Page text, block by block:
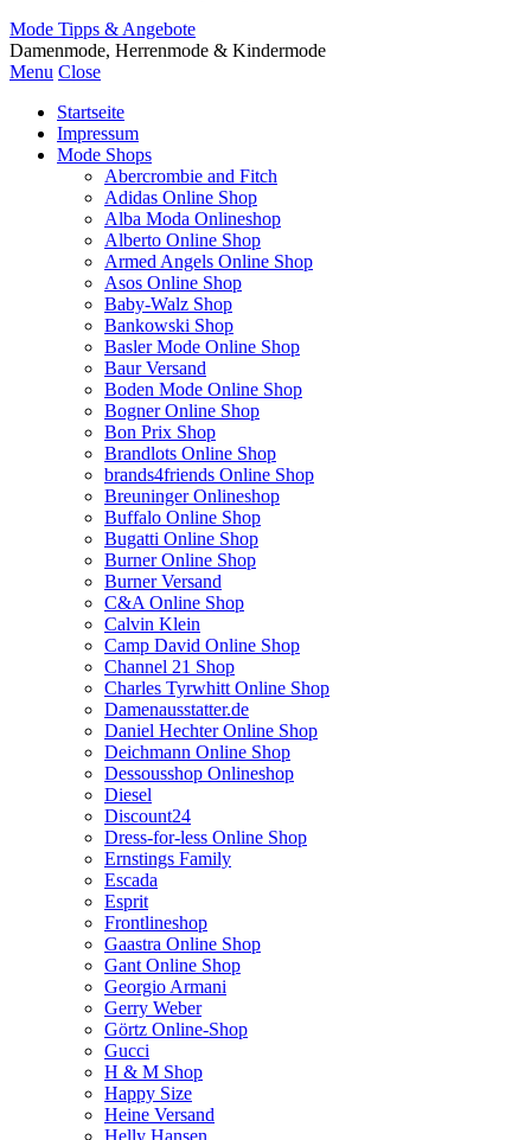
Mode Tipps & Angebote
Damenmode, Herrenmode & Kindermode
Menu Close
Startseite
Impressum
Mode Shops
Abercrombie and Fitch
Adidas Online Shop
Alba Moda Onlineshop
Alberto Online Shop
Armed Angels Online Shop
Asos Online Shop
Baby-Walz Shop
Bankowski Shop
Basler Mode Online Shop
Baur Versand
Boden Mode Online Shop
Bogner Online Shop
Bon Prix Shop
Brandlots Online Shop
brands4friends Online Shop
Breuninger Onlineshop
Buffalo Online Shop
Bugatti Online Shop
Burner Online Shop
Burner Versand
C&A Online Shop
Calvin Klein
Camp David Online Shop
Channel 21 Shop
Charles Tyrwhitt Online Shop
Damenausstatter.de
Daniel Hechter Online Shop
Deichmann Online Shop
Dessousshop Onlineshop
Diesel
Discount24
Dress-for-less Online Shop
Ernstings Family
Escada
Esprit
Frontlineshop
Gaastra Online Shop
Gant Online Shop
Georgio Armani
Gerry Weber
Görtz Online-Shop
Gucci
H & M Shop
Happy Size
Heine Versand
Helly Hansen